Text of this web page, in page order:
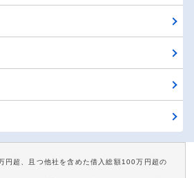
円超、且つ他社を含めた借入総額100万円超の